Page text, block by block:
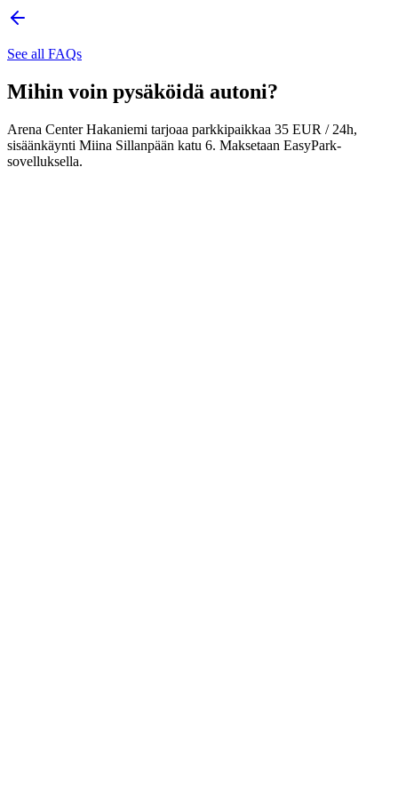
See all FAQs
Mihin voin pysäköidä autoni?
Arena Center Hakaniemi tarjoaa parkkipaikkaa 35 EUR / 24h,
sisäänkäynti Miina Sillanpään katu 6. Maksetaan EasyPark-
sovelluksella.